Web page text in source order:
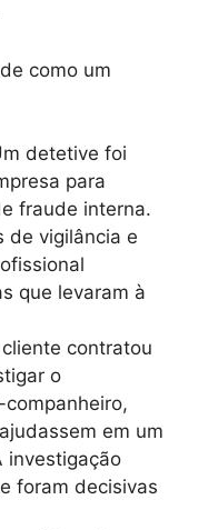
como um
detetive foi
para
fraude interna.
de vigilância e
que levaram à
contratou
o
em um
investigação
foram decisivas